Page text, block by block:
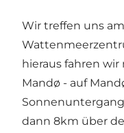
Wir treffen uns
hieraus fahren
Mandø - auf
dann 8km über